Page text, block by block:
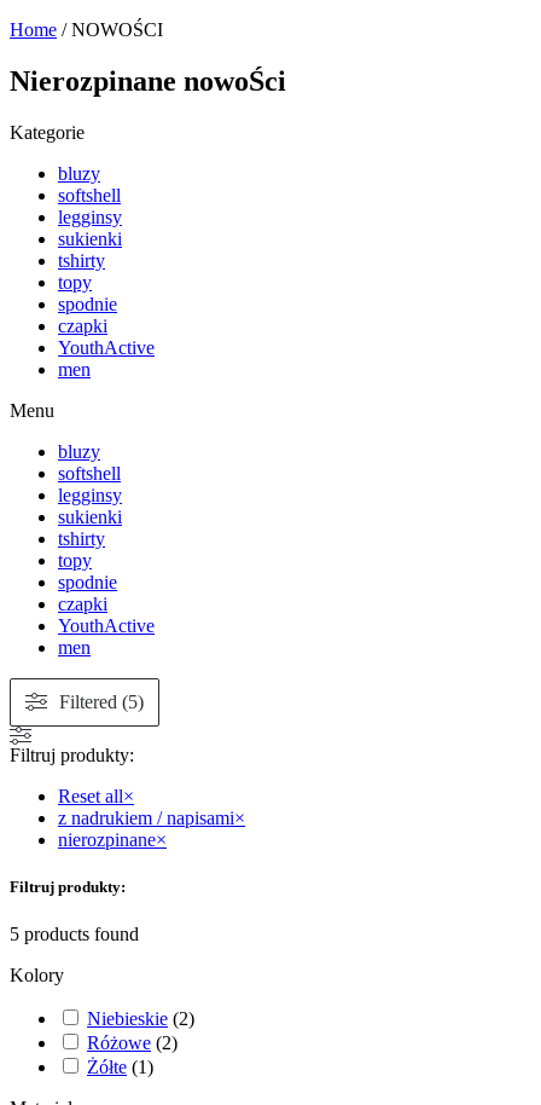
Home / NOWOŚCI
Nierozpinane nowoŚci
Kategorie
bluzy
softshell
legginsy
sukienki
tshirty
topy
spodnie
czapki
YouthActive
men
Menu
bluzy
softshell
legginsy
sukienki
tshirty
topy
spodnie
czapki
YouthActive
men
Filtered (5)
Filtruj produkty:
Reset all×
z nadrukiem / napisami×
nierozpinane×
Filtruj produkty:
5 products found
Kolory
Niebieskie (2)
Różowe (2)
Żółte (1)